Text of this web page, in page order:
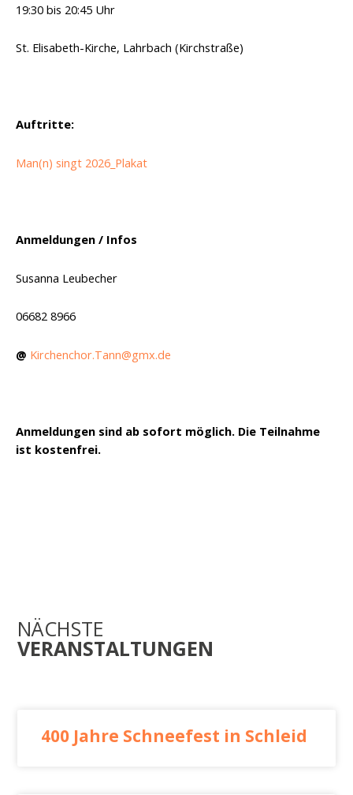
19:30 bis 20:45 Uhr
St. Elisabeth-Kirche, Lahrbach (Kirchstraße)
Auftritte:
Man(n) singt 2026_Plakat
Anmeldungen / Infos
Susanna Leubecher
06682 8966
@ Kirchenchor.Tann@gmx.de
Anmeldungen sind ab sofort möglich. Die Teilnahme
ist kostenfrei.
NÄCHSTE
VERANSTALTUNGEN
400 Jahre Schneefest in Schleid